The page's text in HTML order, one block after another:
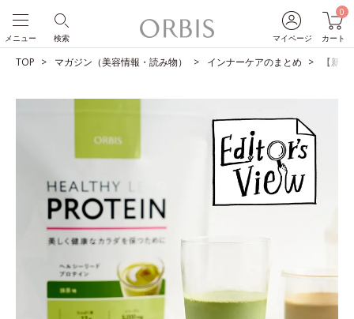
マイページ
0
カート
検索
メニュー
TOP マガジン（美容情報・読み物） インナーケアのまとめ 【新